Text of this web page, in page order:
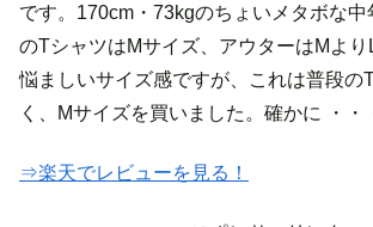
です。170cm・73kgのちょいメタボな
のTシャツはMサイズ、アウターはMより
悩ましいサイズ感ですが、これは普段の
く、Mサイズを買いました。確かに ・・
⇒楽天でレビューを見る！